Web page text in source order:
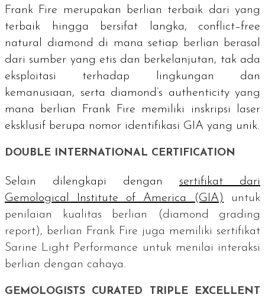
Frank Fire merupakan berlian terbaik dari yang
terbaik hingga bersifat langka, conflict–free
natural diamond di mana setiap berlian berasal
dari sumber yang etis dan berkelanjutan, tak ada
eksploitasi terhadap lingkungan dan
kemanusiaan, serta diamond’s authenticity yang
mana berlian Frank Fire memiliki inskripsi laser
eksklusif berupa nomor identifikasi GIA yang unik.
DOUBLE INTERNATIONAL CERTIFICATION
Selain dilengkapi dengan
sertifikat dari
Gemological Institute of America
(GIA) untuk
penilaian kualitas berlian (diamond grading
report), berlian Frank Fire juga memiliki sertifikat
Sarine Light Performance untuk menilai interaksi
berlian dengan cahaya.
GEMOLOGISTS CURATED TRIPLE EXCELLENT